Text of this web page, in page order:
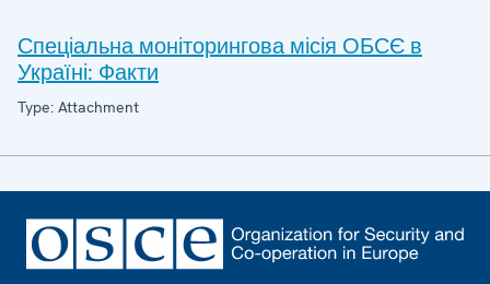
Спеціальна моніторингова місія ОБСЄ в
Україні: Факти
Type: Attachment